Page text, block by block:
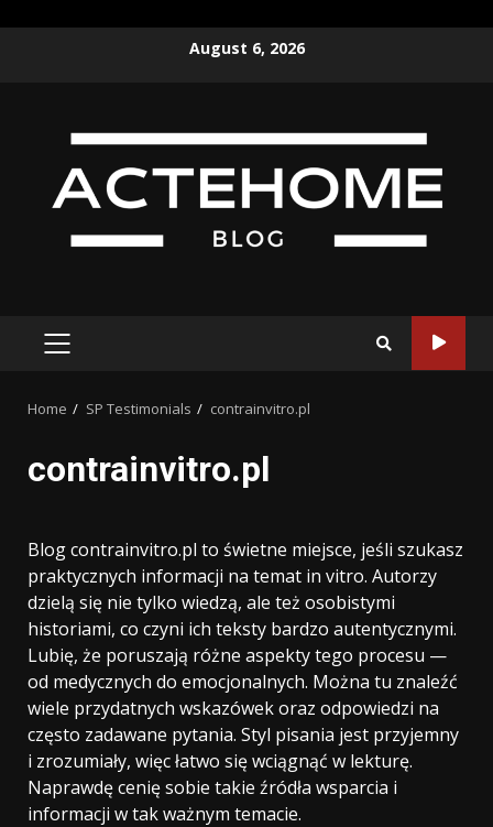
August 6, 2026
PRIMARY
Home SP Testimonials contrainvitro.pl
contrainvitro.pl
Blog contrainvitro.pl to świetne miejsce, jeśli szukasz
praktycznych informacji na temat in vitro. Autorzy
dzielą się nie tylko wiedzą, ale też osobistymi
historiami, co czyni ich teksty bardzo autentycznymi.
Lubię, że poruszają różne aspekty tego procesu —
od medycznych do emocjonalnych. Można tu znaleźć
wiele przydatnych wskazówek oraz odpowiedzi na
często zadawane pytania. Styl pisania jest przyjemny
i zrozumiały, więc łatwo się wciągnąć w lekturę.
Naprawdę cenię sobie takie źródła wsparcia i
informacji w tak ważnym temacie.